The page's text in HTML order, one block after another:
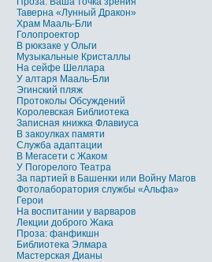
Таверна «Лунный Дракон»
Храм Мааль-Бли
Голопроектор
В рюкзаке у Ольги
Музыкальные Кристаллы
На сейфе Шеллара
У алтаря Мааль-Бли
Эгинский пляж
Протоколы Обсуждений
Королевская Библиотека
Записная книжка Флавиуса
В закоулках памяти
Служба адаптации
В Мегасети с Жаком
У Погорелого Театра
За партией в Башенки или Войну Магов
Фотолаборатория службы «Альфа»
Герои
На воспитании у варваров
Лекции доброго Жака
Проза: фанфикшн
Библиотека Элмара
Мастерская Дианы